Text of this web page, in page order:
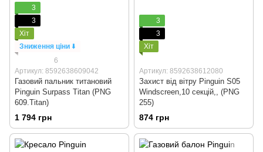
3
3
Хіт
Зниження ціни ⬇️
6
Артикул: 8592638609042
Газовий пальник титановий
Pinguin Surpass Titan (PNG
609.Titan)
1 794 грн
3
3
Хіт
Артикул: 8592638612080
Захист від вітру Pinguin S05
Windscreen,10 секцій,, (PNG
255)
874 грн